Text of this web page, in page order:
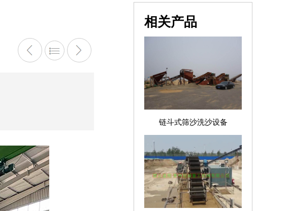
相关产品
链斗式筛沙洗沙设备